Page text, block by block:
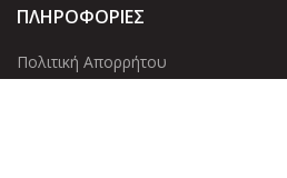
ΠΛΗΡΟΦΟΡΙΕΣ
Πολιτική Απορρήτου